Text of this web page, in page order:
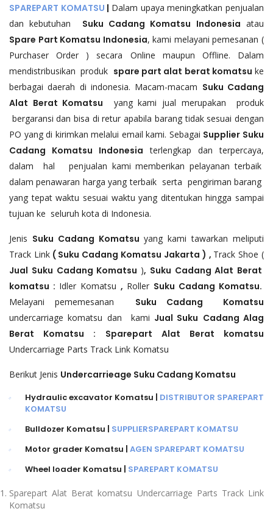
SPAREPART KOMATSU | Dalam upaya meningkatkan penjualan
dan kebutuhan Suku Cadang Komatsu Indonesia atau
Spare Part Komatsu Indonesia, kami melayani pemesanan (
Purchaser Order ) secara Online maupun Offline. Dalam
mendistribusikan produk spare part alat berat komatsu ke
berbagai daerah di indonesia. Macam-macam Suku Cadang
Alat Berat Komatsu yang kami jual merupakan produk
bergaransi dan bisa di retur apabila barang tidak sesuai dengan
PO yang di kirimkan melalui email kami. Sebagai Supplier Suku
Cadang Komatsu Indonesia terlengkap dan terpercaya,
dalam hal penjualan kami memberikan pelayanan terbaik
dalam penawaran harga yang terbaik serta pengiriman barang
yang tepat waktu sesuai waktu yang ditentukan hingga sampai
tujuan ke seluruh kota di Indonesia.
Jenis Suku Cadang Komatsu yang kami tawarkan meliputi
Track Link( Suku Cadang Komatsu Jakarta ) , Track Shoe (
Jual Suku Cadang Komatsu ), Suku Cadang Alat Berat
komatsu : Idler Komatsu , Roller Suku Cadang Komatsu.
Melayani pememesanan Suku Cadang Komatsu
undercarriage komatsu dan kami Jual Suku Cadang Alag
Berat Komatsu : Sparepart Alat Berat komatsu
Undercarriage Parts Track Link Komatsu
Berikut Jenis Undercarrieage Suku Cadang Komatsu
Hydraulic excavator Komatsu | DISTRIBUTOR SPAREPART
KOMATSU
Bulldozer Komatsu | SUPPLIERSPAREPART KOMATSU
Motor grader Komatsu | AGEN SPAREPART KOMATSU
Wheel loader Komatsu | SPAREPART KOMATSU
Sparepart Alat Berat komatsu Undercarriage Parts Track Link
Komatsu